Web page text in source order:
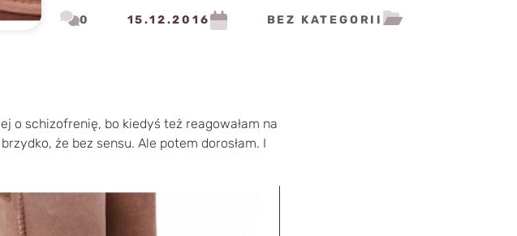
0 15.12.2016 BEZ KATEGORII
o schizofrenię, bo kiedyś też reagowałam na
że bez sensu. Ale potem dorosłam. I